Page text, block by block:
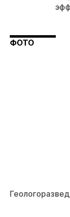
ФОТО